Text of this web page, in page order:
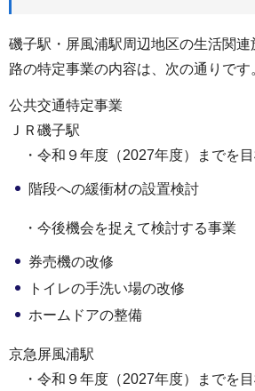
磯子駅・屏風浦駅周辺地区の生活関
路の特定事業の内容は、次の通りです
公共交通特定事業
ＪＲ磯子駅
・令和９年度（2027年度）までを
階段への緩衝材の設置検討
・今後機会を捉えて検討する事業
券売機の改修
トイレの手洗い場の改修
ホームドアの整備
京急屏風浦駅
・令和９年度（2027年度）までを